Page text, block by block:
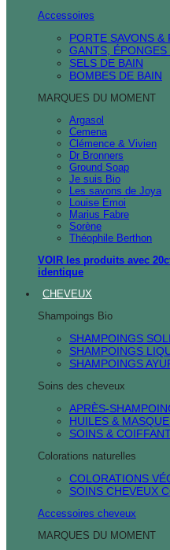
Accessoires
PORTE SAVONS &
GANTS, ÉPONGES
SELS DE BAIN
BOMBES DE BAIN
MARQUES DU MOMENT
Argasol
Cemena
Clémence & Vivien
Dr Bronners
Ground Soap
Je suis Bio
Les savons de Joya
Louise Emoi
Marius Fabre
Sorène
Théophile Berthon
VOIR les produits avec
identique
CHEVEUX
Shampoings Bio
SHAMPOINGS
SHAMPOINGS
SHAMPOINGS
Soins des cheveux
APRÈS-
HUILES &
SOINS &
Colorations naturelles
COLORATIONS
SOINS CHEVEUX
Accessoires cheveux
MARQUES DU MOMENT